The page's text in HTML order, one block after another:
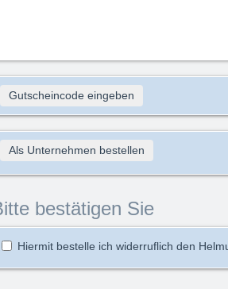
Gutscheincode eingeben
Als Unternehmen bestellen
bestätigen Sie
Hiermit bestelle ich widerruflich den